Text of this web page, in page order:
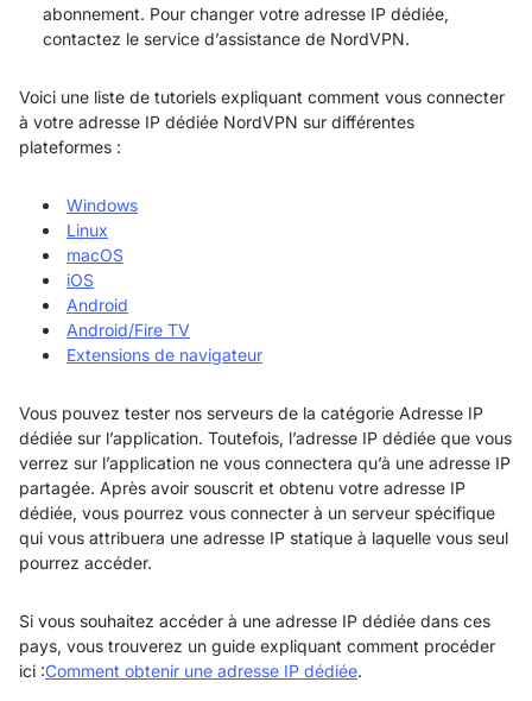
abonnement. Pour changer votre adresse IP dédiée,
contactez le service d’assistance de NordVPN.
Voici une liste de tutoriels expliquant comment vous connecter
à votre adresse IP dédiée NordVPN sur différentes
plateformes :
Windows
Linux
macOS
iOS
Android
Android/Fire TV
Extensions de navigateur
Vous pouvez tester nos serveurs de la catégorie Adresse IP
dédiée sur l’application. Toutefois, l’adresse IP dédiée que vous
verrez sur l’application ne vous connectera qu’à une adresse IP
partagée. Après avoir souscrit et obtenu votre adresse IP
dédiée, vous pourrez vous connecter à un serveur spécifique
qui vous attribuera une adresse IP statique à laquelle vous seul
pourrez accéder.
Si vous souhaitez accéder à une adresse IP dédiée dans ces
pays, vous trouverez un guide expliquant comment procéder
ici :Comment obtenir une adresse IP dédiée.